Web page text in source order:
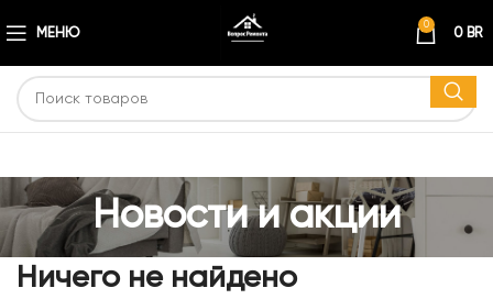
МЕНЮ
0
0 BR
Новости и акции
Ничего не найдено